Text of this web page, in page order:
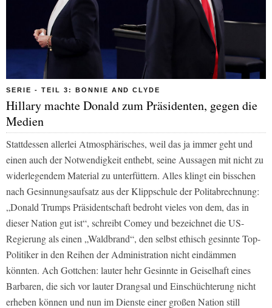
SERIE - TEIL 3: BONNIE AND CLYDE
Hillary machte Donald zum Präsidenten, gegen die
Medien
Stattdessen allerlei Atmosphärisches, weil das ja immer geht und
einen auch der Notwendigkeit enthebt, seine Aussagen mit nicht zu
widerlegendem Material zu unterfüttern. Alles klingt ein bisschen
nach Gesinnungsaufsatz aus der Klippschule der Politabrechnung:
„Donald Trumps Präsidentschaft bedroht vieles von dem, das in
dieser Nation gut ist“, schreibt Comey und bezeichnet die US-
Regierung als einen „Waldbrand“, den selbst ethisch gesinnte Top-
Politiker in den Reihen der Administration nicht eindämmen
könnten. Ach Gottchen: lauter hehr Gesinnte in Geiselhaft eines
Barbaren, die sich vor lauter Drangsal und Einschüchterung nicht
erheben können und nun im Dienste einer großen Nation still